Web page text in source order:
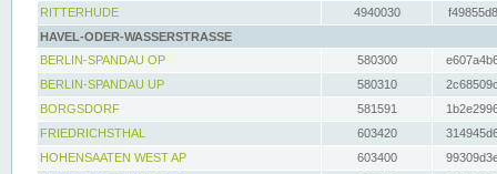
RITTERHUDE
4940030
HAVEL-ODER-WASSERSTRASSE
BERLIN-SPANDAU OP
580300
BERLIN-SPANDAU UP
580310
BORGSDORF
581591
FRIEDRICHSTHAL
603420
HOHENSAATEN WEST AP
603400